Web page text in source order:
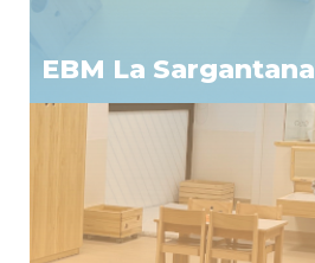
EBM La Sargantana